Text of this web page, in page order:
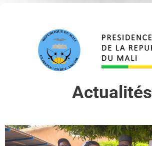
Actualités